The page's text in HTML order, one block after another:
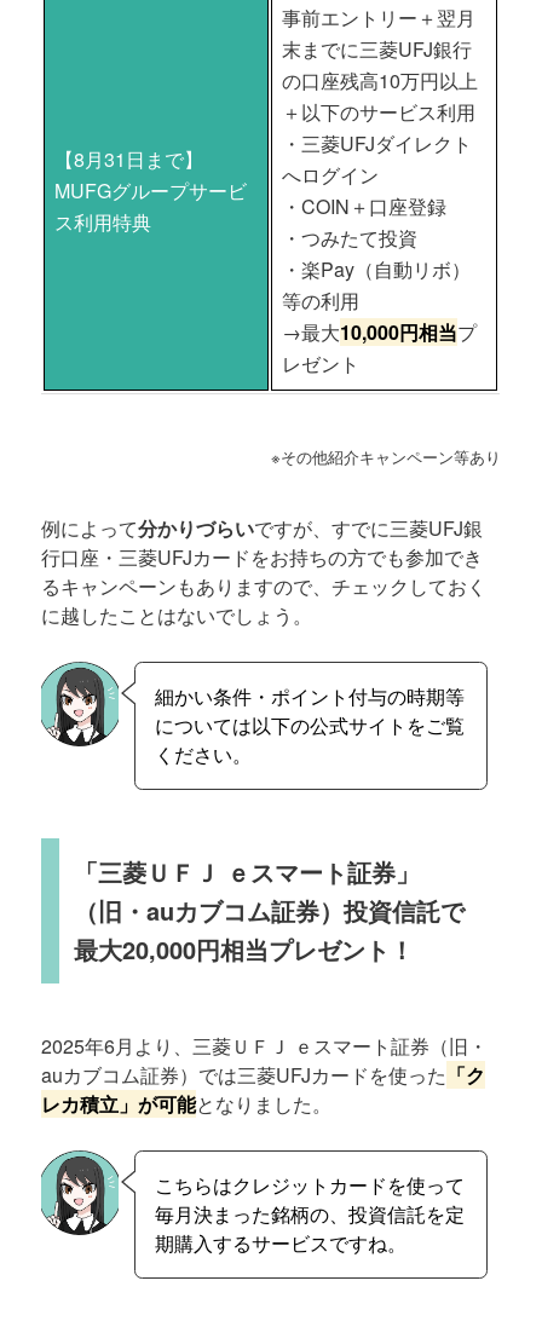
【8月31日まで】
MUFGグループサービ
ス利用特典
事前エントリー＋翌月
末までに三菱UFJ銀行
の口座残高10万円以上
＋以下のサービス利用
・三菱UFJダイレクト
へログイン
・COIN＋口座登録
・つみたて投資
・楽Pay（自動リボ）
等の利用
→最大10,000円相当プ
レゼント
※その他紹介キャンペーン等あり
例によって分かりづらいですが、すでに三菱UFJ銀
行口座・三菱UFJカードをお持ちの方でも参加でき
るキャンペーンもありますので、チェックしておく
に越したことはないでしょう。
細かい条件・ポイント付与の時期等
については以下の公式サイトをご覧
ください。
「三菱ＵＦＪ ｅスマート証券」
（旧・auカブコム証券）投資信託で
最大20,000円相当プレゼント！
2025年6月より、三菱ＵＦＪ ｅスマート証券（旧・
auカブコム証券）では三菱UFJカードを使った 「ク
レカ積立」が可能となりました。
こちらはクレジットカードを使って
毎月決まった銘柄の、投資信託を定
期購入するサービスですね。